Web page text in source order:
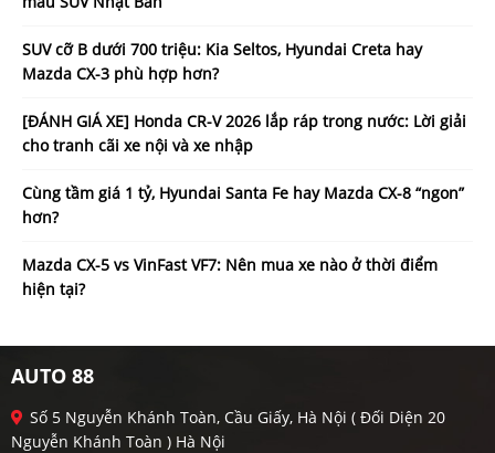
SUV cỡ B dưới 700 triệu: Kia Seltos, Hyundai Creta hay
Mazda CX-3 phù hợp hơn?
[ĐÁNH GIÁ XE] Honda CR-V 2026 lắp ráp trong nước: Lời giải
cho tranh cãi xe nội và xe nhập
Cùng tầm giá 1 tỷ, Hyundai Santa Fe hay Mazda CX-8 “ngon”
hơn?
Mazda CX-5 vs VinFast VF7: Nên mua xe nào ở thời điểm
hiện tại?
AUTO 88
Số 5 Nguyễn Khánh Toàn, Cầu Giấy, Hà Nội ( Đối Diện 20
Nguyễn Khánh Toàn ) Hà Nội